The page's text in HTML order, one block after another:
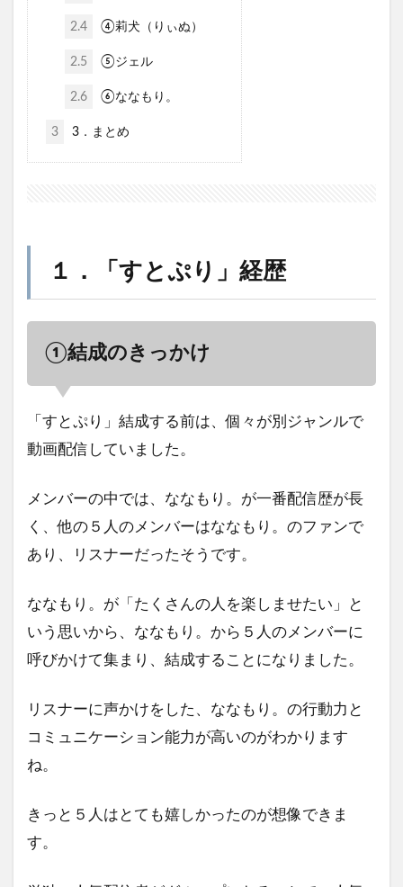
2.4 ④莉犬（りぃぬ）
2.5 ⑤ジェル
2.6 ⑥ななもり。
3 3．まとめ
１．「すとぷり」経歴
①結成のきっかけ
「すとぷり」結成する前は、個々が別ジャンルで
動画配信していました。
メンバーの中では、ななもり。が一番配信歴が長
く、他の５人のメンバーはななもり。のファンで
あり、リスナーだったそうです。
ななもり。が「たくさんの人を楽しませたい」と
いう思いから、ななもり。から５人のメンバーに
呼びかけて集まり、結成することになりました。
リスナーに声かけをした、ななもり。の行動力と
コミュニケーション能力が高いのがわかります
ね。
きっと５人はとても嬉しかったのが想像できま
す。